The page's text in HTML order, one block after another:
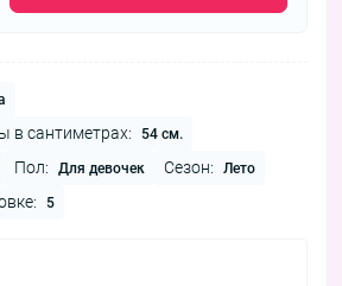
в сантиметрах: 54 см.
Пол: Для девочек Сезон: Лето
5